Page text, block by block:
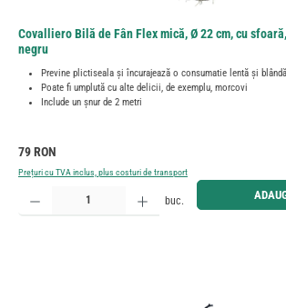
Covalliero Bilă de Fân Flex mică, Ø 22 cm, cu
negru
Previne plictiseala și încurajează o consumatie lentă și
Poate fi umplută cu alte delicii, de exemplu, morcovi
Include un șnur de 2 metri
Preț obișnuit:
79 RON
Prețuri cu TVA inclus, plus costuri de transport
Cantitate produs: Introduceți cantitatea dorită sau utilizați
buc.